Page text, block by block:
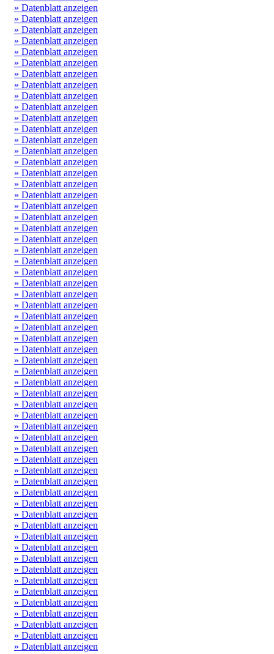
» Datenblatt anzeigen
» Datenblatt anzeigen
» Datenblatt anzeigen
» Datenblatt anzeigen
» Datenblatt anzeigen
» Datenblatt anzeigen
» Datenblatt anzeigen
» Datenblatt anzeigen
» Datenblatt anzeigen
» Datenblatt anzeigen
» Datenblatt anzeigen
» Datenblatt anzeigen
» Datenblatt anzeigen
» Datenblatt anzeigen
» Datenblatt anzeigen
» Datenblatt anzeigen
» Datenblatt anzeigen
» Datenblatt anzeigen
» Datenblatt anzeigen
» Datenblatt anzeigen
» Datenblatt anzeigen
» Datenblatt anzeigen
» Datenblatt anzeigen
» Datenblatt anzeigen
» Datenblatt anzeigen
» Datenblatt anzeigen
» Datenblatt anzeigen
» Datenblatt anzeigen
» Datenblatt anzeigen
» Datenblatt anzeigen
» Datenblatt anzeigen
» Datenblatt anzeigen
» Datenblatt anzeigen
» Datenblatt anzeigen
» Datenblatt anzeigen
» Datenblatt anzeigen
» Datenblatt anzeigen
» Datenblatt anzeigen
» Datenblatt anzeigen
» Datenblatt anzeigen
» Datenblatt anzeigen
» Datenblatt anzeigen
» Datenblatt anzeigen
» Datenblatt anzeigen
» Datenblatt anzeigen
» Datenblatt anzeigen
» Datenblatt anzeigen
» Datenblatt anzeigen
» Datenblatt anzeigen
» Datenblatt anzeigen
» Datenblatt anzeigen
» Datenblatt anzeigen
» Datenblatt anzeigen
» Datenblatt anzeigen
» Datenblatt anzeigen
» Datenblatt anzeigen
» Datenblatt anzeigen
» Datenblatt anzeigen
» Datenblatt anzeigen